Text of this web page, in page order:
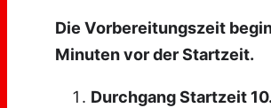
Die Vorbereitungszeit
Minuten vor der Startzeit.
Durchgang Startzeit